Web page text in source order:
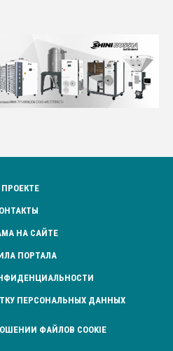
ПРОЕКТЕ
НА САЙТЕ
ПОРТАЛА
ПЕРСОНАЛЬНЫХ ДАННЫХ
ФАЙЛОВ COOKIE